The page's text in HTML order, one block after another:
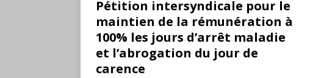
Pétition intersyndicale pour le
maintien de la rémunération à
100% les jours d’arrêt maladie
et l’abrogation du jour de
carence